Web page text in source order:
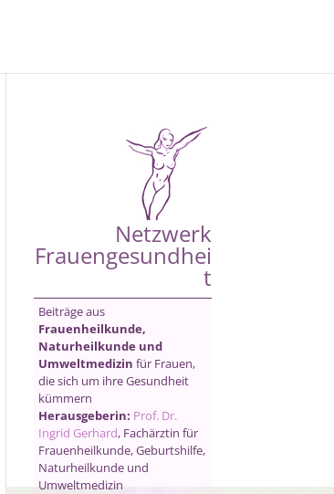
Netzwerk
Frauengesundhei
t
Beiträge aus
Frauenheilkunde,
Naturheilkunde und
Umweltmedizin für Frauen,
die sich um ihre Gesundheit
kümmern
Herausgeberin: Prof. Dr.
Ingrid Gerhard, Fachärztin für
Frauenheilkunde, Geburtshilfe,
Naturheilkunde und
Umweltmedizin